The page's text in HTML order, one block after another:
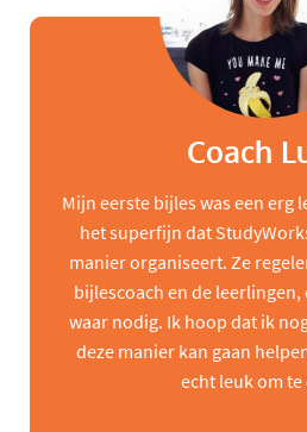
Coach
Mijn eerste bijles was een erg
het superfijn dat
manier organiseert. Ze
bijlescoach en de
waar nodig. Ik hoop dat ik
deze manier kan gaan
echt leuk om